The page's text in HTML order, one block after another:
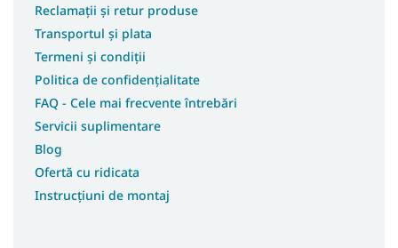
Reclamații și retur produse
Transportul și plata
Termeni și condiții
Politica de confidențialitate
FAQ - Cele mai frecvente întrebări
Servicii suplimentare
Blog
Ofertă cu ridicata
Instrucțiuni de montaj